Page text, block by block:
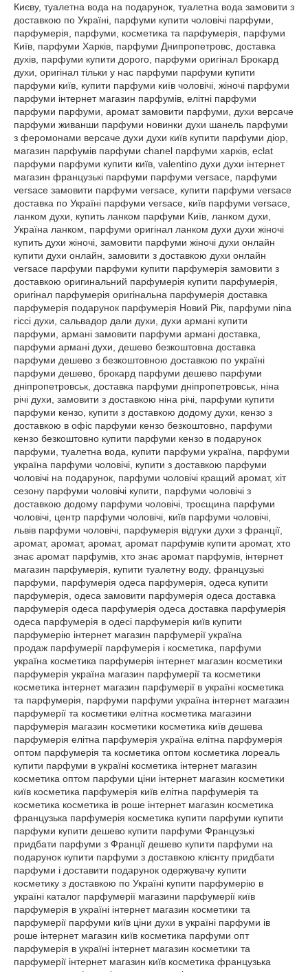
Києву, туалетна вода на подарунок, туалетна вода замовити з
доставкою по Україні, парфуми купити чоловічі парфуми,
парфумерія, парфуми, косметика та парфумерія, парфуми
Київ, парфуми Харків, парфуми Днипропетровс, доставка
духів, парфуми купити дорого, парфуми оригінал Брокард
духи, оригінал тільки у нас парфуми парфуми купити
парфуми київ, купити парфуми київ чоловічі, жіночі парфуми
парфуми інтернет магазин парфумів, елітні парфуми
парфуми парфуми, аромат замовити парфуми, духи версаче
парфуми живанши парфуми новинки духи шанель парфуми
з феромонами версаче духи духи київ купити парфуми діор,
магазин парфумів парфуми chanel парфуми харків, eclat
парфуми парфуми купити київ, valentino духи духи інтернет
магазин французькі парфуми парфуми versace, парфуми
versace замовити парфуми versace, купити парфуми versace
доставка по Україні парфуми versace, київ парфуми versace,
ланком духи, купить ланком парфуми Київ, ланком духи,
Україна ланком, парфуми оригінал ланком духи духи жіночі
купить духи жіночі, замовити парфуми жіночі духи онлайн
купити духи онлайн, замовити з доставкою духи онлайн
versace парфуми парфуми купити парфумерія замовити з
доставкою оригинальний парфумерія купити парфумерія,
оригінал парфумерія оригінальна парфумерія доставка
парфумерія подарунок парфумерія Новий Рік, парфуми nina
ricci духи, сальвадор дали духи, духи армані купити
парфуми, армані замовити парфуми армані доставка,
парфуми армані духи, дешево безкоштовна доставка
парфуми дешево з безкоштовною доставкою по україні
парфуми дешево, брокард парфуми дешево парфуми
дніпропетровськ, доставка парфуми дніпропетровськ, ніна
річі духи, замовити з доставкою ніна річі, парфуми купити
парфуми кензо, купити з доставкою додому духи, кензо з
доставкою в офіс парфуми кензо безкоштовно, парфуми
кензо безкоштовно купити парфуми кензо в подарунок
парфуми, туалетна вода, купити парфуми україна, парфуми
україна парфуми чоловічі, купити з доставкою парфуми
чоловічі на подарунок, парфуми чоловічі кращий аромат, хіт
сезону парфуми чоловічі купити, парфуми чоловічі з
доставкою додому парфуми чоловічі, троєщина парфуми
чоловічі, центр парфуми чоловічі, київ парфуми чоловічі,
львів парфуми чоловічі, парфумерія відгуки духи з франції,
аромат, аромат, аромат, аромат парфумів купити аромат, хто
знає аромат парфумів, хто знає аромат парфумів, інтернет
магазин парфумерія, купити туалетну воду, французькі
парфуми, парфумерія одеса парфумерія, одеса купити
парфумерія, одеса замовити парфумерія одеса доставка
парфумерія одеса парфумерія одеса доставка парфумерія
одеса парфумерія в одесі парфумерія київ купити
парфумерію інтернет магазин парфумерії україна
продаж парфумерії парфумерія і косметика, парфуми
україна косметика парфумерія інтернет магазин косметики
парфумерія україна магазин парфумерії та косметики
косметика інтернет магазин парфумерії в україні косметика
та парфумерія, парфуми парфуми україна інтернет магазин
парфумерії та косметики елітна косметика магазини
парфумерія магазин косметики косметика київ дешева
парфумерія елітна парфумерія україна елітна парфумерія
оптом парфумерія та косметика оптом косметика лореаль
купити парфуми в україні косметика інтернет магазин
косметика оптом парфуми ціни інтернет магазин косметики
київ косметика парфумерія київ елітна парфумерія та
косметика косметика ів роше інтернет магазин косметика
французька парфумерія косметика купити парфуми купити
парфуми купити дешево купити парфуми Французькі
придбати парфуми з Франції дешево купити парфуми на
подарунок купити парфуми з доставкою клієнту придбати
парфуми і доставити подарунок одержувачу купити
косметику з доставкою по Україні купити парфумерію в
україні каталог парфумерії магазини парфумерії київ
парфумерія в україні інтернет магазин косметики та
парфумерії парфуми київ ціни духи в україні парфуми ів
роше інтернет магазин київ косметика парфуми опт
парфумерія в україні інтернет магазин косметики та
парфумерії інтернет магазин київ косметика французька